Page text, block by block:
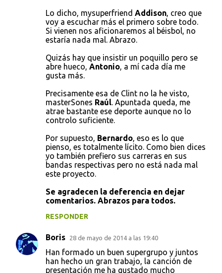
Lo dicho, mysuperfriend Addison, creo que
voy a escuchar más el primero sobre todo.
Si vienen nos aficionaremos al béisbol, no
estaría nada mal. Abrazo.
Quizás hay que insistir un poquillo pero se
abre hueco, Antonio, a mí cada día me
gusta más.
Precisamente esa de Clint no la he visto,
masterSones Raúl. Apuntada queda, me
atrae bastante ese deporte aunque no lo
controlo suficiente.
Por supuesto, Bernardo, eso es lo que
pienso, es totalmente lícito. Como bien dices
yo también prefiero sus carreras en sus
bandas respectivas pero no está nada mal
este proyecto.
Se agradecen la deferencia en dejar
comentarios. Abrazos para todos.
RESPONDER
Boris 28 de mayo de 2014 a las 19:40
Han formado un buen supergrupo y juntos
han hecho un gran trabajo, la canción de
presentación me ha gustado mucho